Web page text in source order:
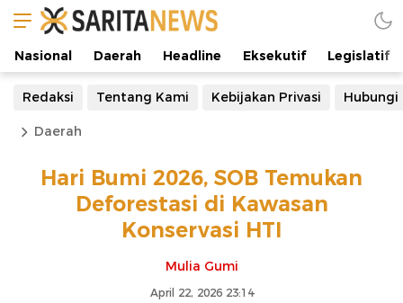
Nasional Daerah Headline Eksekutif Legislatif
Redaksi Tentang Kami Kebijakan Privasi Hubungi
Daerah
Hari Bumi 2026, SOB Temukan
Deforestasi di Kawasan
Konservasi HTI
Mulia Gumi
April 22, 2026 23:14